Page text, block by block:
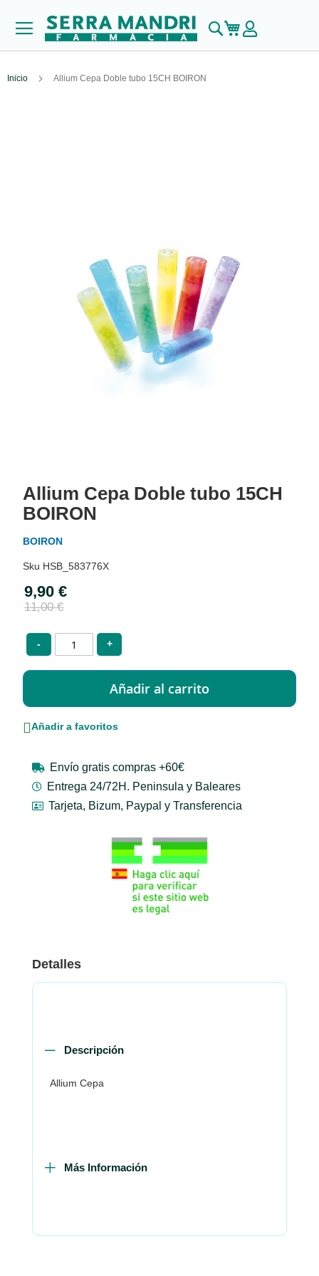
Buscar
Mi carrito
Inicio Allium Cepa Doble tubo 15CH BOIRON
the
beginning
of
the
gallery
Allium Cepa Doble tubo 15CH
BOIRON
BOIRON
HSB_583776X
Special
Price
9,90 €
11,00 €
- +
Añadir a favoritos
Envío gratis compras +60€
Entrega 24/72H. Peninsula y Baleares
Tarjeta, Bizum, Paypal y Transferencia
Detalles
Descripción
Allium Cepa
Más Información